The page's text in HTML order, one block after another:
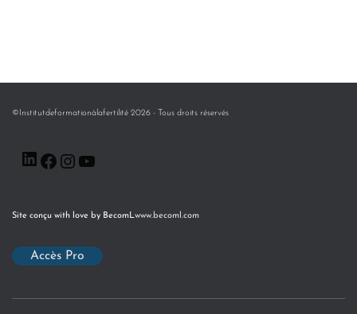
©Institutdeformationàlafertilité 2026 - Tous droits réservés
Site conçu with love by BecomLwww.becoml.com
Accès Pro